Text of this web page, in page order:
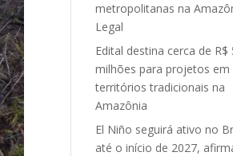
metropolitanas na
Legal
Edital destina cerca de R$
milhões para projetos em
territórios tradicionais na
Amazônia
El Niño seguirá ativo no
até o início de 2027,